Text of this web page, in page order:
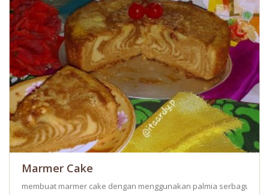
Marmer Cake
membuat marmer cake dengan menggunakan palmia serbaguna